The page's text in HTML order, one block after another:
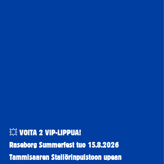
💥 VOITA 2 VIP-LIPPUA!
Raseborg Summerfest tuo 15.8.2026
Tammisaaren Stallörinpuistoon upean